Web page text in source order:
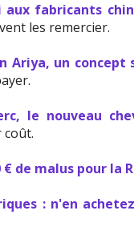
aux fabricants
les remercier.
Ariya, un
le nouveau
coût.
€ de malus pour la
: n'en